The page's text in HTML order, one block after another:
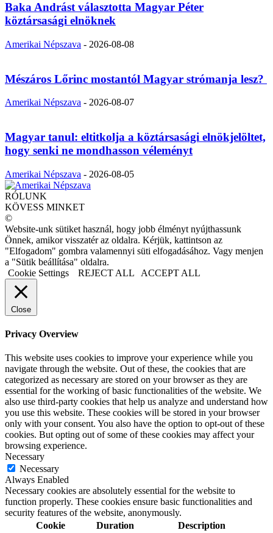
Baka Andrást választotta Magyar Péter
köztársasági elnöknek
Amerikai Népszava - 2026-08-08
Mészáros Lőrinc mostantól Magyar strómanja lesz?
Amerikai Népszava - 2026-08-07
Magyar tanul: eltitkolja a köztársasági elnökjelöltet,
hogy senki ne mondhasson véleményt
Amerikai Népszava - 2026-08-05
RÓLUNK
KÖVESS MINKET
©
Website-unk sütiket használ, hogy jobb élményt nyújthassunk
Önnek, amikor visszatér az oldalra. Kérjük, kattintson az
"Elfogadom" gombra valamennyi süti elfogadásához. Vagy menjen
a "Sütik beállítása" oldalra.
Cookie Settings
REJECT ALL ACCEPT ALL
Close
Privacy Overview
This website uses cookies to improve your experience while you
navigate through the website. Out of these, the cookies that are
categorized as necessary are stored on your browser as they are
essential for the working of basic functionalities of the website. We
also use third-party cookies that help us analyze and understand how
you use this website. These cookies will be stored in your browser
only with your consent. You also have the option to opt-out of these
cookies. But opting out of some of these cookies may affect your
browsing experience.
Necessary
Necessary
Always Enabled
Necessary cookies are absolutely essential for the website to
function properly. These cookies ensure basic functionalities and
security features of the website, anonymously.
Cookie
Duration Description